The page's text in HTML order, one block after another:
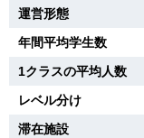
運営形態
年間平均学生数
1クラスの平均人数
レベル分け
滞在施設